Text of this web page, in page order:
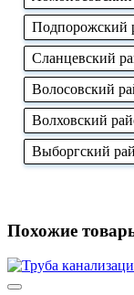
Подпорожский
Сланцевский
Волосовский
Волховский
Выборгский
Похожие